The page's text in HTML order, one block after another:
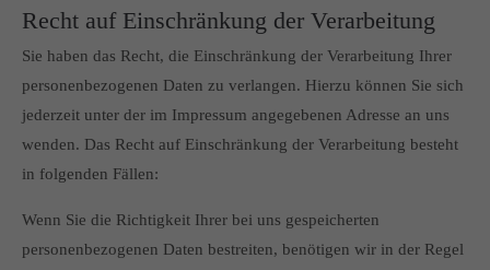
Recht auf Einschränkung der Verarbeitung
Sie haben das Recht, die Einschränkung der Verarbeitung Ihrer
personenbezogenen Daten zu verlangen. Hierzu können Sie sich
jederzeit unter der im Impressum angegebenen Adresse an uns
wenden. Das Recht auf Einschränkung der Verarbeitung besteht
in folgenden Fällen:
Wenn Sie die Richtigkeit Ihrer bei uns gespeicherten
personenbezogenen Daten bestreiten, benötigen wir in der Regel